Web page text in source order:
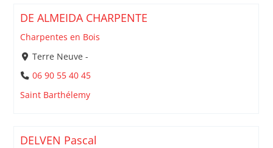
DE ALMEIDA CHARPENTE
Charpentes en Bois
Terre Neuve -
06 90 55 40 45
Saint Barthélemy
DELVEN Pascal